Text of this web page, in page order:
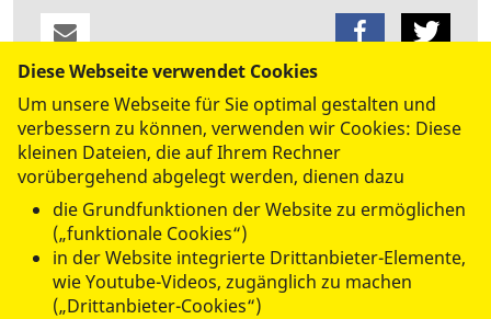
datenschutzkonform mitShariff
WIR FÜR SIE
Diese Webseite verwendet Cookies
Um unsere Webseite für Sie optimal gestalten und
verbessern zu können, verwenden wir Cookies: Diese
kleinen Dateien, die auf Ihrem Rechner
vorübergehend abgelegt werden, dienen dazu
die Grundfunktionen der Website zu ermöglichen
(„funktionale Cookies“)
in der Website integrierte Drittanbieter-Elemente,
wie Youtube-Videos, zugänglich zu machen
(„Drittanbieter-Cookies“)